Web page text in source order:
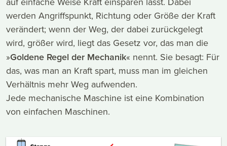
werden Angriffspunkt, Richtung oder Größe der Kraft
verändert; wenn der Weg, der dabei zurückgelegt
wird, größer wird, liegt das Gesetz vor, das man die
»Goldene Regel der Mechanik« nennt. Sie besagt: Für
das, was man an Kraft spart, muss man im gleichen
Verhältnis mehr Weg aufwenden.
Jede mechanische Maschine ist eine Kombination
von einfachen Maschinen.